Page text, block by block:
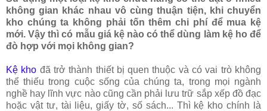
không gian khác nhau vô cùng thuận tiện, khi chuyển
kho chúng ta không phải tốn thêm chi phí để mua kệ
mới. Vậy thì có mẫu giá kệ nào có thể dùng làm kệ ho để
đò hợp với mọi không gian?
Kệ kho đã trở thành thiết bị quen thuộc và có vai trò không
thể thiếu trong cuộc sống của chúng ta, trong mọi ngành
nghề hay lĩnh vực nào cũng cần phải lưu trữ sắp xếp đồ đạc
hoặc vật tư, tài liệu, giấy tờ, số sách... Thì kệ kho chính là